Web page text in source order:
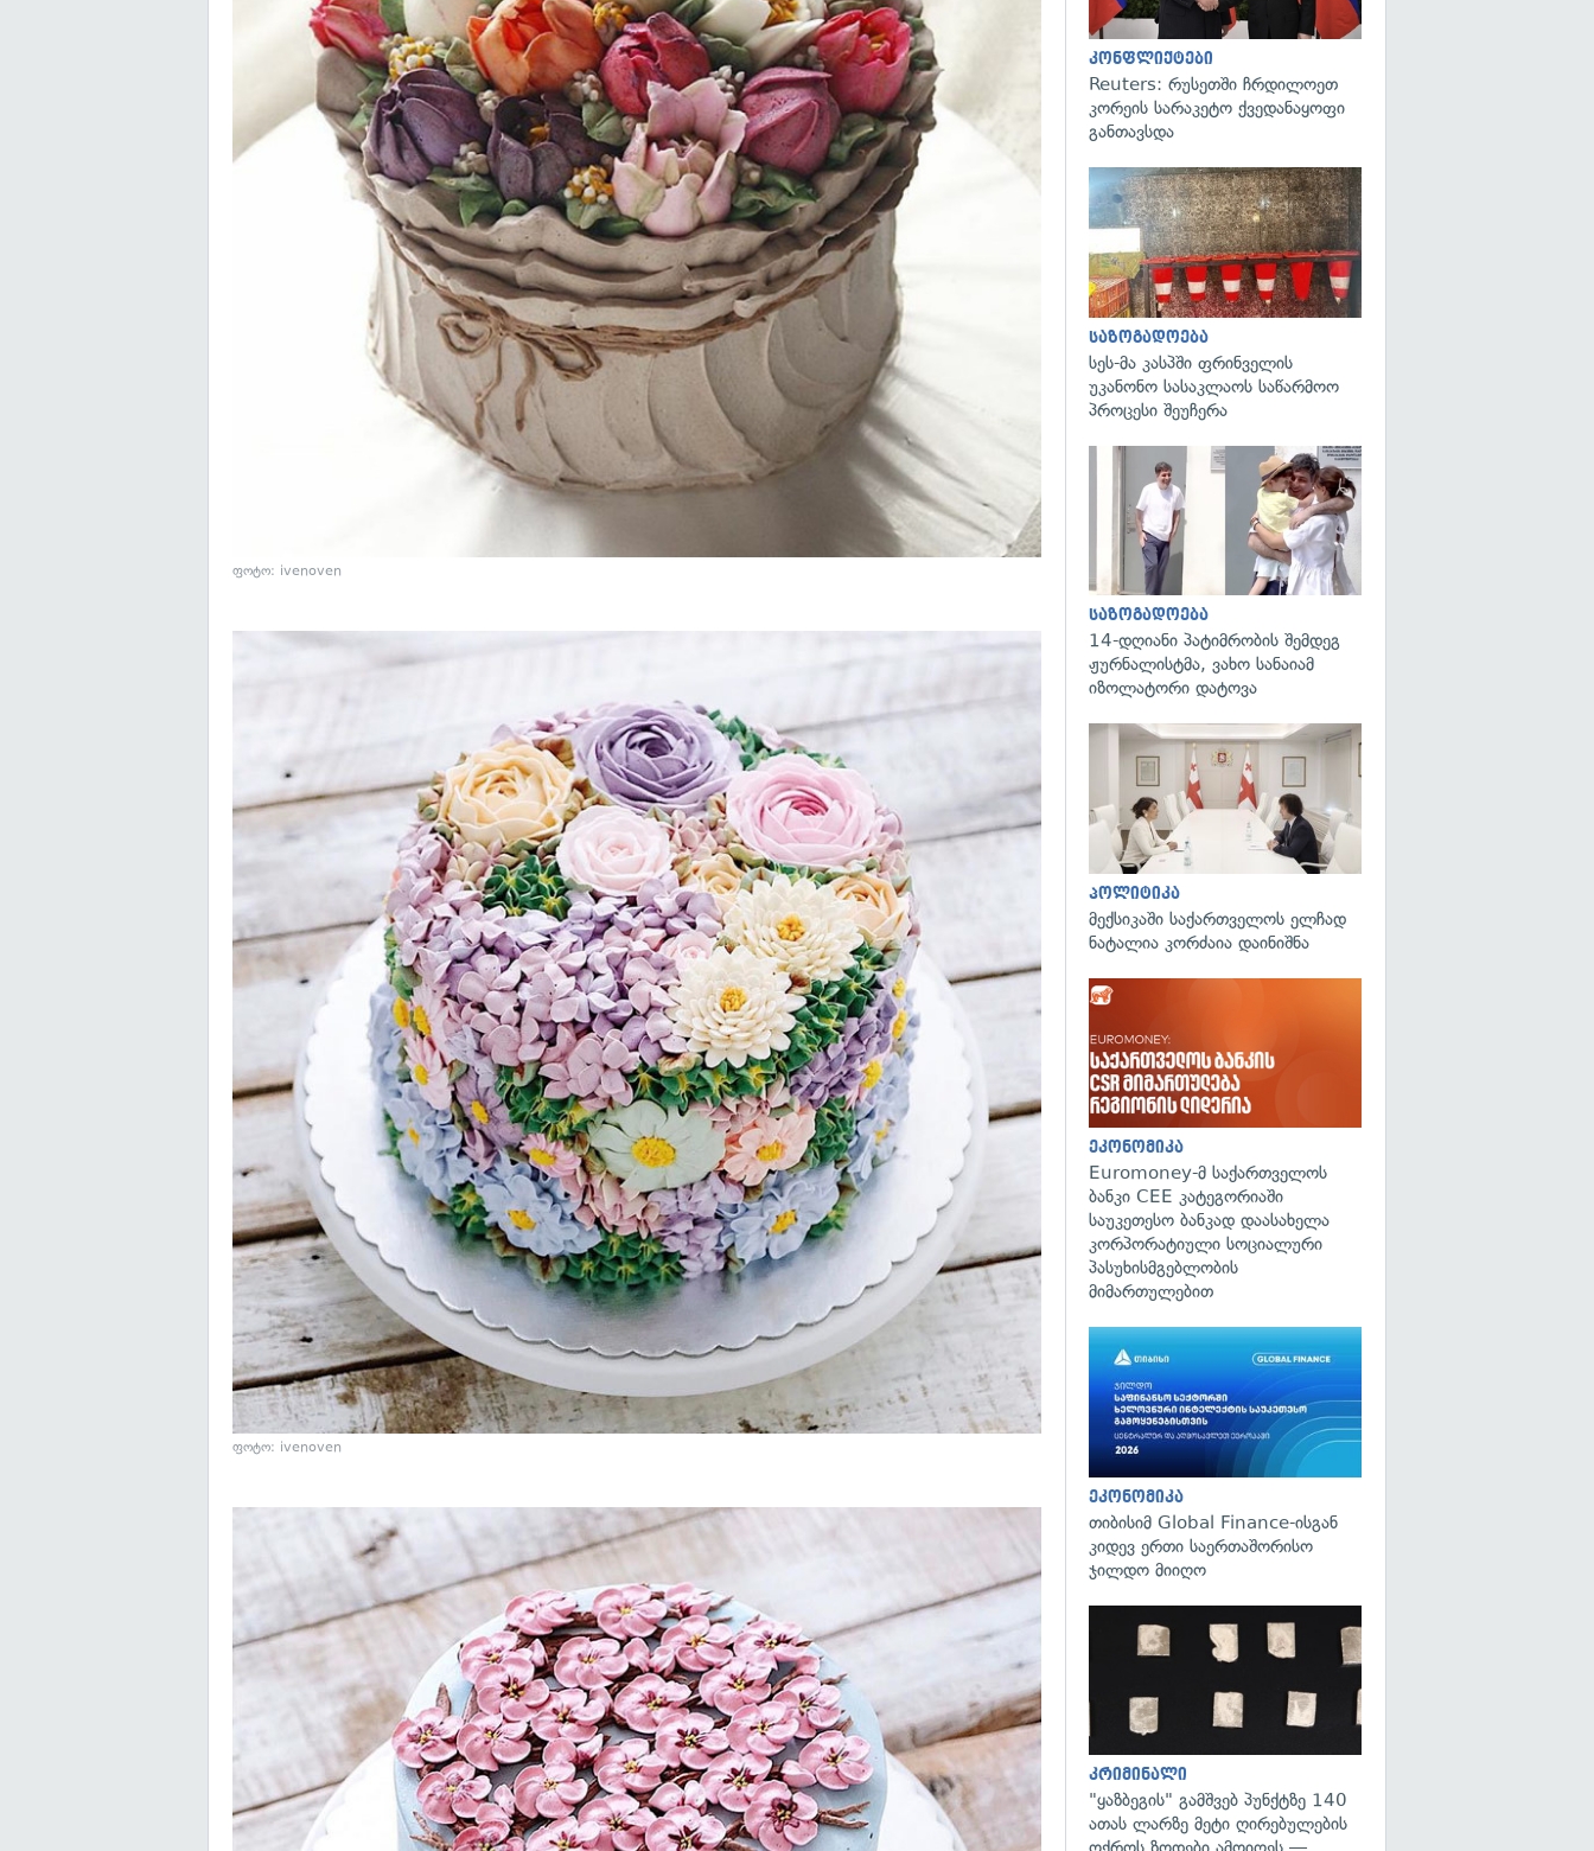
ფოტო: ivenoven
ფოტო: ivenoven
კონფლიქტები
Reuters: რუსეთში ჩრდილოეთ
კორეის სარაკეტო ქვედანაყოფი
განთავსდა
საზოგადოება
სეს-მა კასპში ფრინველის
უკანონო სასაკლაოს საწარმოო
პროცესი შეუჩერა
საზოგადოება
14-დღიანი პატიმრობის შემდეგ
ჟურნალისტმა, ვახო სანაიამ
იზოლატორი დატოვა
პოლიტიკა
მექსიკაში საქართველოს ელჩად
ნატალია კორძაია დაინიშნა
ეკონომიკა
Euromoney-მ საქართველოს
ბანკი CEE კატეგორიაში
საუკეთესო ბანკად დაასახელა
კორპორატიული სოციალური
პასუხისმგებლობის
მიმართულებით
ეკონომიკა
თიბისიმ Global Finance-ისგან
კიდევ ერთი საერთაშორისო
ჯილდო მიიღო
კრიმინალი
"ყაზბეგის" გამშვებ პუნქტზე 140
ათას ლარზე მეტი ღირებულების